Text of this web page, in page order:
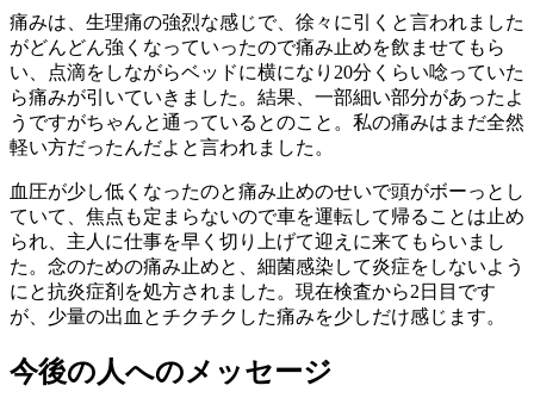
痛みは、生理痛の強烈な感じで、徐々に引くと言われました
がどんどん強くなっていったので痛み止めを飲ませてもら
い、点滴をしながらベッドに横になり20分くらい唸っていた
ら痛みが引いていきました。結果、一部細い部分があったよ
うですがちゃんと通っているとのこと。私の痛みはまだ全然
軽い方だったんだよと言われました。
血圧が少し低くなったのと痛み止めのせいで頭がボーっとし
ていて、焦点も定まらないので車を運転して帰ることは止め
られ、主人に仕事を早く切り上げて迎えに来てもらいまし
た。念のための痛み止めと、細菌感染して炎症をしないよう
にと抗炎症剤を処方されました。現在検査から2日目です
が、少量の出血とチクチクした痛みを少しだけ感じます。
今後の人へのメッセージ